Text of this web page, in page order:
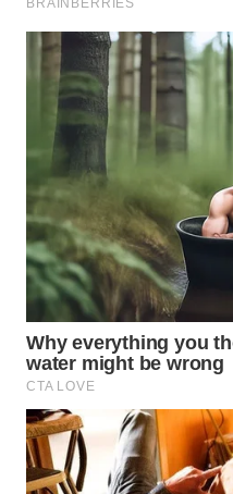
WN
SULSEL
WN
GORONTALO
WN
SULUT
WN
MALUKU
WN
MALUT
WN
DAIRI